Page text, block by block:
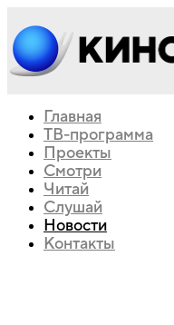
Главная
ТВ-программа
Проекты
Смотри
Читай
Слушай
Новости
Контакты